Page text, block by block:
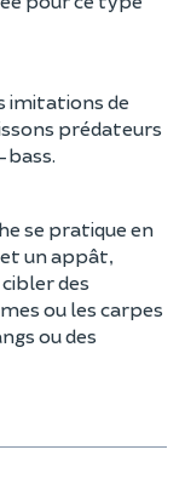
imitations de
prédateurs
se pratique en
un appât,
des
ou les carpes
ou des